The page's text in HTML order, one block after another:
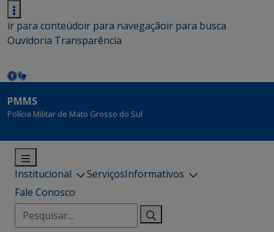
ir para conteúdoir para navegaçãoir para busca
Ouvidoria Transparência
PMMS
Polícia Militar de Mato Grosso do Sul
Institucional ServiçosInformativos
Fale Conosco
Pesquisar
por: